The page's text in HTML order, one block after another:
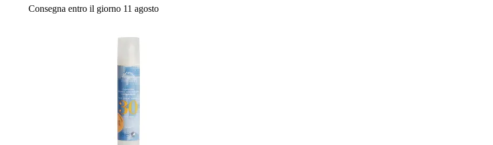
Consegna entro il giorno 11 agosto